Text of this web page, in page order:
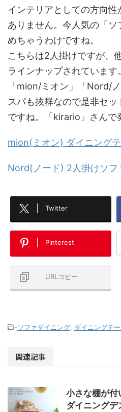
インテリアとしての方向
ありません。今人気の「
めちゃうわけですね。
こちらは2人掛けですが、
ラインナップされています。
「mion/ミオン」「Nord/
スパも抜群なので是非セ
ですね。「kirario」さんで
mion(ミオン) ダイニング
Nord(ノード) 2人掛けソフ
Twitter
Pinterest
URLコピー
-ソファダイニング ダイニングテ
関連記事
小さな棚が付
ダイニングデ